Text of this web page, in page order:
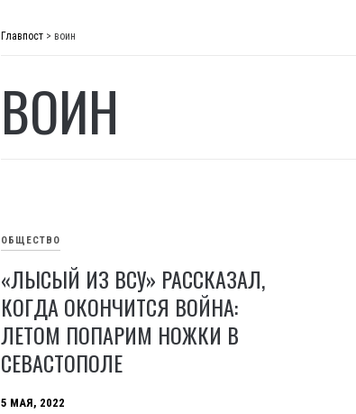
Главпост > воин
ВОИН
ОБЩЕСТВО
«ЛЫСЫЙ ИЗ ВСУ» РАССКАЗАЛ,
КОГДА ОКОНЧИТСЯ ВОЙНА:
ЛЕТОМ ПОПАРИМ НОЖКИ В
СЕВАСТОПОЛЕ
5 МАЯ, 2022